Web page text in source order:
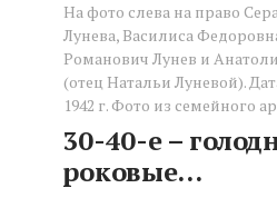
На фото слева на право
Лунева, Василиса
Романович Лунев и
(отец Натальи Луневой).
1942 г. Фото из семейного
30-40-е –
роковые…